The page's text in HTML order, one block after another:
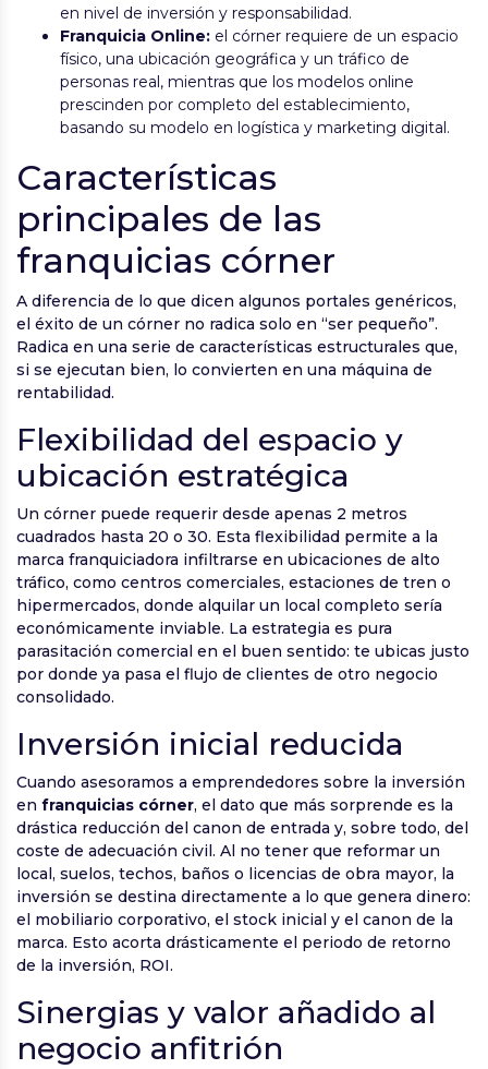
en nivel de inversión y responsabilidad.
Franquicia Online: el córner requiere de un espacio
físico, una ubicación geográfica y un tráfico de
personas real, mientras que los modelos online
prescinden por completo del establecimiento,
basando su modelo en logística y marketing digital.
Características
principales de las
franquicias córner
A diferencia de lo que dicen algunos portales genéricos,
el éxito de un córner no radica solo en “ser pequeño”.
Radica en una serie de características estructurales que,
si se ejecutan bien, lo convierten en una máquina de
rentabilidad.
Flexibilidad del espacio y
ubicación estratégica
Un córner puede requerir desde apenas 2 metros
cuadrados hasta 20 o 30. Esta flexibilidad permite a la
marca franquiciadora infiltrarse en ubicaciones de alto
tráfico, como centros comerciales, estaciones de tren o
hipermercados, donde alquilar un local completo sería
económicamente inviable. La estrategia es pura
parasitación comercial en el buen sentido: te ubicas justo
por donde ya pasa el flujo de clientes de otro negocio
consolidado.
Inversión inicial reducida
Cuando asesoramos a emprendedores sobre la inversión
en franquicias córner, el dato que más sorprende es la
drástica reducción del canon de entrada y, sobre todo, del
coste de adecuación civil. Al no tener que reformar un
local, suelos, techos, baños o licencias de obra mayor, la
inversión se destina directamente a lo que genera dinero:
el mobiliario corporativo, el stock inicial y el canon de la
marca. Esto acorta drásticamente el periodo de retorno
de la inversión, ROI.
Sinergias y valor añadido al
negocio anfitrión